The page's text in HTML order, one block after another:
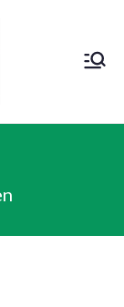
Kosten sparen